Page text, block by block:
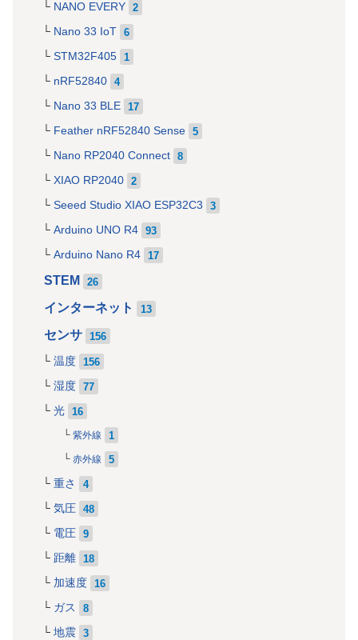
NANO EVERY 2
Nano 33 IoT 6
STM32F405 1
nRF52840 4
Nano 33 BLE 17
Feather nRF52840 Sense 5
Nano RP2040 Connect 8
XIAO RP2040 2
Seeed Studio XIAO ESP32C3 3
Arduino UNO R4 93
Arduino Nano R4 17
STEM 26
インターネット 13
センサ 156
温度 156
湿度 77
光 16
紫外線 1
赤外線 5
重さ 4
気圧 48
電圧 9
距離 18
加速度 16
ガス 8
地震 3